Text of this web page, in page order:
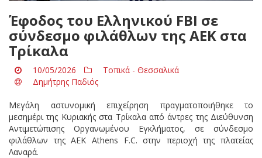
Έφοδος του Ελληνικού FBI σε
σύνδεσμο φιλάθλων της ΑΕΚ στα
Τρίκαλα
10/05/2026
Τοπικά - Θεσσαλικά
Δημήτρης Παδιός
Μεγάλη αστυνομική επιχείρηση πραγματοποιήθηκε το
μεσημέρι της Κυριακής στα Τρίκαλα από άντρες της Διεύθυνση
Αντιμετώπισης Οργανωμένου Εγκλήματος, σε σύνδεσμο
φιλάθλων της AEK Athens F.C. στην περιοχή της πλατείας
Λαναρά.